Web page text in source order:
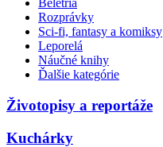
Beletria
Rozprávky
Sci-fi, fantasy a komiksy
Leporelá
Náučné knihy
Ďalšie kategórie
Životopisy a reportáže
Kuchárky